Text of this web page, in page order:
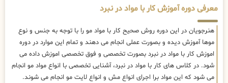
معرفی دوره آموزش کار با مواد در نبرد
هنرجویان در این دوره روش صحیح کار با مواد مو را با توجه به جنس و نوع
موها آموزش دیده و بصورت عملی انجام می دهند و تمام این موارد در دوره
اموزش کار با مواد در نبرد بصورت تخصصی و فوق تخصصی اموزش داده می
شود. در کلاس های کار با مواد در نبرد، آشنایی تخصصی با انواع مواد مو انجام
می شود که این مواد برا اجرای انواع مش و انواع لایت مو انجام می شوند.